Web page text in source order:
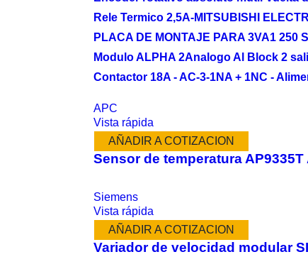
Rele Termico 2,5A-MITSUBISHI
PLACA DE MONTAJE PARA 3VA1 250
Modulo ALPHA 2Analogo Al Block 2
Contactor 18A - AC-3-1NA + 1NC -
APC
Vista rápida
AÑADIR A COTIZACION
Sensor de temperatura AP9335T
Siemens
Vista rápida
AÑADIR A COTIZACION
Variador de velocidad modular